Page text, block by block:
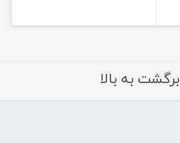
برگشت به بالا